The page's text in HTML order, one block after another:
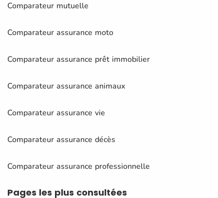
Comparateur mutuelle
Comparateur assurance moto
Comparateur assurance prêt immobilier
Comparateur assurance animaux
Comparateur assurance vie
Comparateur assurance décès
Comparateur assurance professionnelle
Pages les plus consultées